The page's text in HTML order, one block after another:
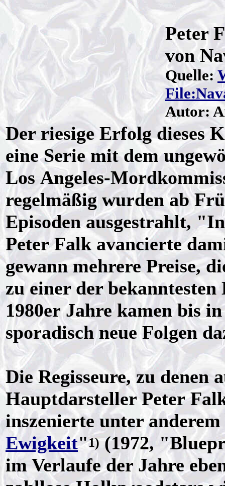
Peter
von
Quelle:
Autor:
Der riesige Erfolg dieses
eine Serie mit dem
Los Angeles-
regelmäßig wurden ab
Episoden ausgestrahlt,
Peter Falk avancierte
gewann mehrere Preise,
zu einer der
1980er Jahre kamen bis
sporadisch neue Folgen
Die Regisseure, zu denen
Hauptdarsteller Peter
inszenierte unter
Ewigkeit"1)(1972,
im Verlaufe der Jahre